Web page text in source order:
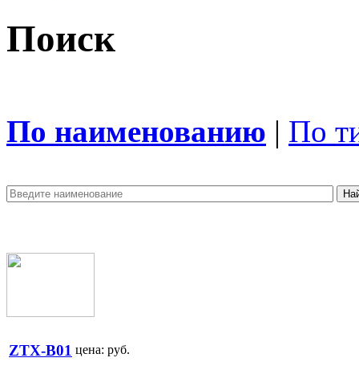
Поиск
По наименованию | По
ZTX-B01 цена: руб.